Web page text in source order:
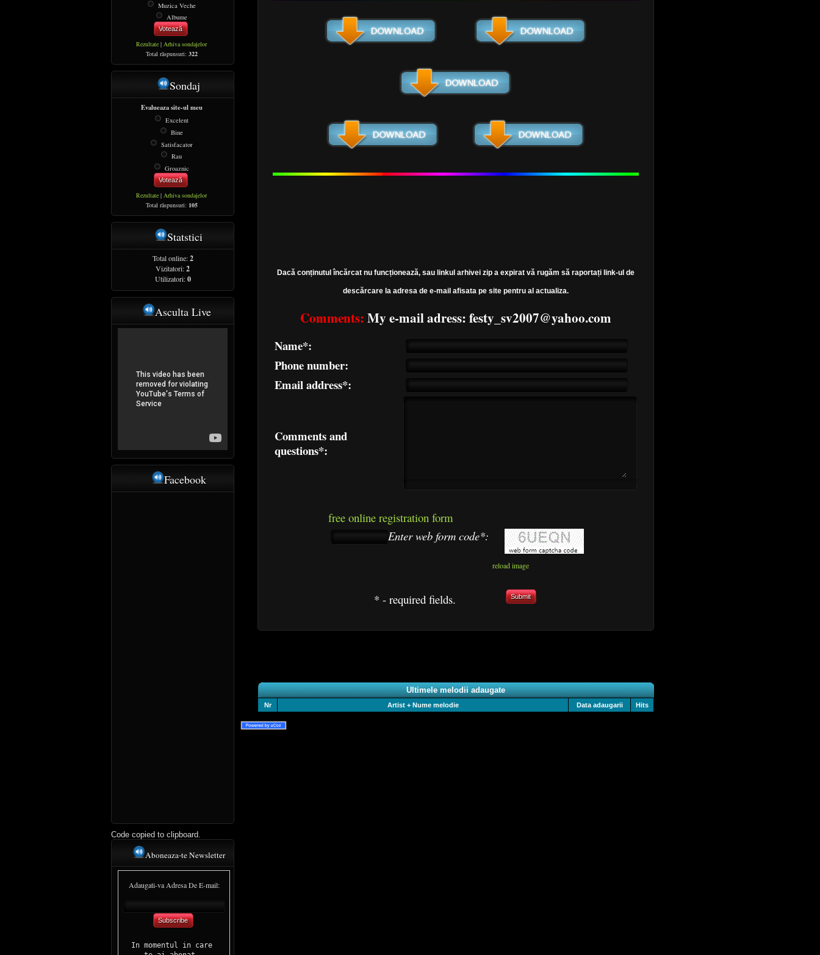
Muzica Veche
Albume
Votează
Rezultate |Arhiva sondajelor
Total răspunsuri: 322
Sondaj
Evalueaza site-ul meu
Excelent
Bine
Satisfacator
Rau
Groaznic
Votează
Rezultate |Arhiva sondajelor
Total răspunsuri: 105
Statstici
Total online:2
Vizitatori:2
Utilizatori:0
Asculta Live
Facebook
Code copied to clipboard.
Aboneaza-te Newsletter
Adaugati-va Adresa De E-mail:
Subscribe
In momentul in care
Dacă conținutul încărcat nu funcționează, sau linkul arhivei zip a expirat vă rugăm să raportați link-ul de
descărcare la adresa de e-mail afisata pe site pentru al actualiza.
Comments: My e-mail adress: festy_sv2007@yahoo.com
Name*:
Phone number:
Email address*:
Comments and
questions*:
free online registration form
Enter web form code*:
reload image
* - required fields. Submit
Ultimele melodii adaugate
Nr Artist + Nume melodie Data adaugarii Hits